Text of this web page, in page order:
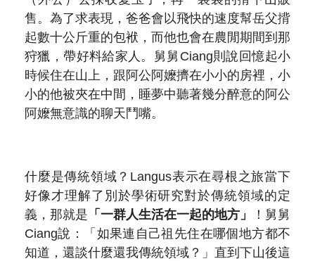
售。為了求表現，爸爸會以飛快的速度幫岳父揹
起數十公斤重的包袱，而他也會在農閒期間到那
狩獵，帶好料給家人。舅舅 Ciang則說回憶起小
時候住在山上，跟阿公阿嬤擠在小小的房裡，小
小的他被夾在中間，睡夢中聽著幾分醉意的阿公
阿嬤無意識的聊天鬥嘴。
什麼是傳統領域？ Langus表示在尋根之旅當下
好像才理解了別於學術研究對於傳統領域的定
義，那就是 「 一群人生活在一起的地方」
！舅舅
Ciang說：「如果連自己祖先住在哪個地方都不
知道，還談什麼還我傳統領域？」直到下山後這